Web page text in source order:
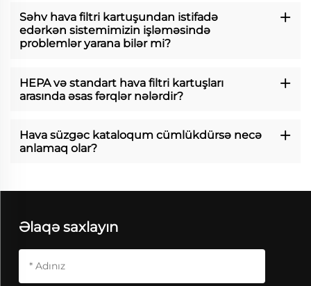
Səhv hava filtri kartuşundan istifadə
edərkən sistemimizin işləməsində
problemlər yarana bilər mi?
HEPA və standart hava filtri kartuşları
arasında əsas fərqlər nələrdir?
Hava süzgəc kataloqum cümlükdürsə necə
anlamaq olar?
Əlaqə saxlayın